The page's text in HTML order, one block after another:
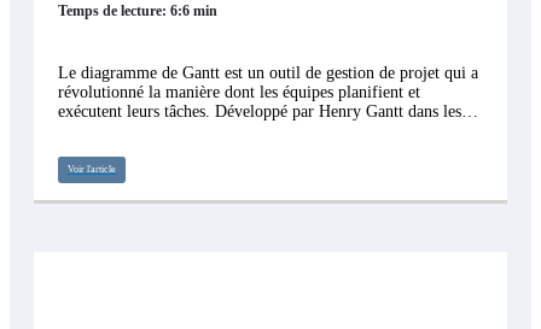
Temps de lecture: 6:6 min
Le diagramme de Gantt est un outil de gestion de projet qui a
révolutionné la manière dont les équipes planifient et
exécutent leurs tâches. Développé par Henry Gantt dans les…
Voir l'article